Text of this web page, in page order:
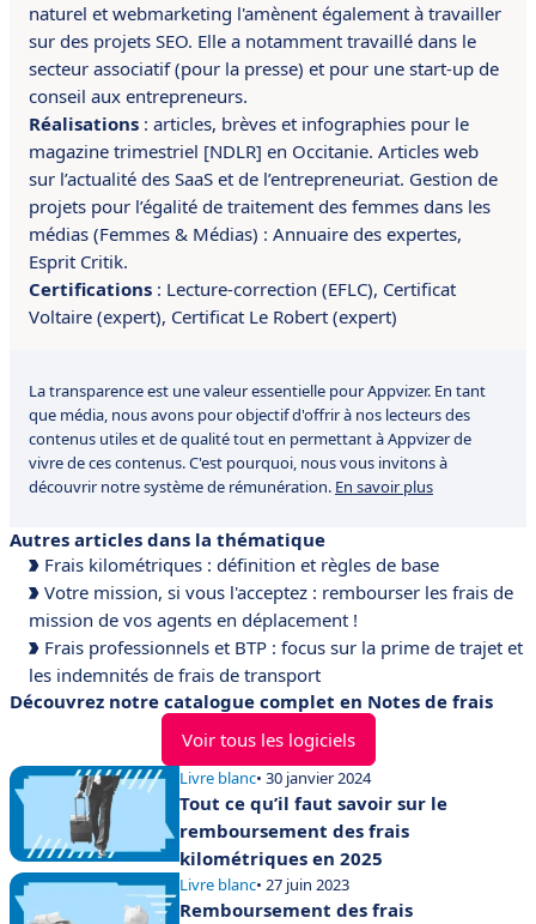
naturel et webmarketing l'amènent également à travailler
sur des projets SEO. Elle a notamment travaillé dans le
secteur associatif (pour la presse) et pour une start-up de
conseil aux entrepreneurs.
Réalisations : articles, brèves et infographies pour le
magazine trimestriel [NDLR] en Occitanie. Articles web
sur l’actualité des SaaS et de l’entrepreneuriat. Gestion de
projets pour l’égalité de traitement des femmes dans les
médias (Femmes & Médias) : Annuaire des expertes,
Esprit Critik.
Certifications : Lecture-correction (EFLC), Certificat
Voltaire (expert), Certificat Le Robert (expert)
La transparence est une valeur essentielle pour Appvizer. En tant
que média, nous avons pour objectif d'offrir à nos lecteurs des
contenus utiles et de qualité tout en permettant à Appvizer de
vivre de ces contenus. C'est pourquoi, nous vous invitons à
découvrir notre système de rémunération. En savoir plus
Autres articles dans la thématique
Frais kilométriques : définition et règles de base
Votre mission, si vous l'acceptez : rembourser les frais de
mission de vos agents en déplacement !
Frais professionnels et BTP : focus sur la prime de trajet et
les indemnités de frais de transport
Découvrez notre catalogue complet en Notes de frais
Voir tous les logiciels
Livre blanc• 30 janvier 2024
Tout ce qu’il faut savoir sur le
remboursement des frais
kilométriques en 2025
Livre blanc• 27 juin 2023
Remboursement des frais